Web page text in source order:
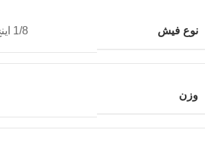
نوع فیش 1/8 اینچ دارای تبدیل 1/4 اینچ
وزن